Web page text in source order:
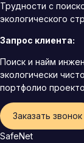
Трудности с
экологического
Запрос клиента:
Поиск и найм
экологически
портфолио
Заказать звонок
SafeNet